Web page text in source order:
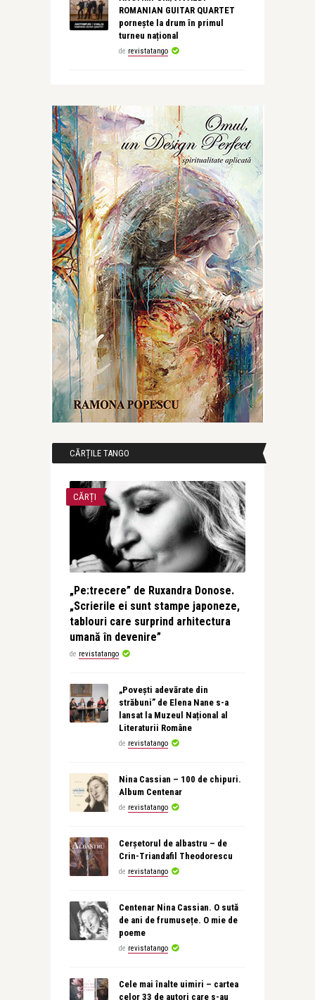
ROMANIAN GUITAR QUARTET
pornește la drum în primul
turneu național
de revistatango
CĂRȚILE TANGO
CĂRȚI
„Pe:trecere” de Ruxandra Donose.
„Scrierile ei sunt stampe japoneze,
tablouri care surprind arhitectura
umană în devenire”
de revistatango
„Povești adevărate din
străbuni” de Elena Nane s-a
lansat la Muzeul Național al
Literaturii Române
de revistatango
Nina Cassian – 100 de chipuri.
Album Centenar
de revistatango
Cerșetorul de albastru – de
Crin-Triandafil Theodorescu
de revistatango
Centenar Nina Cassian. O sută
de ani de frumusețe. O mie de
poeme
de revistatango
Cele mai înalte uimiri – cartea
celor 33 de autori care s-au